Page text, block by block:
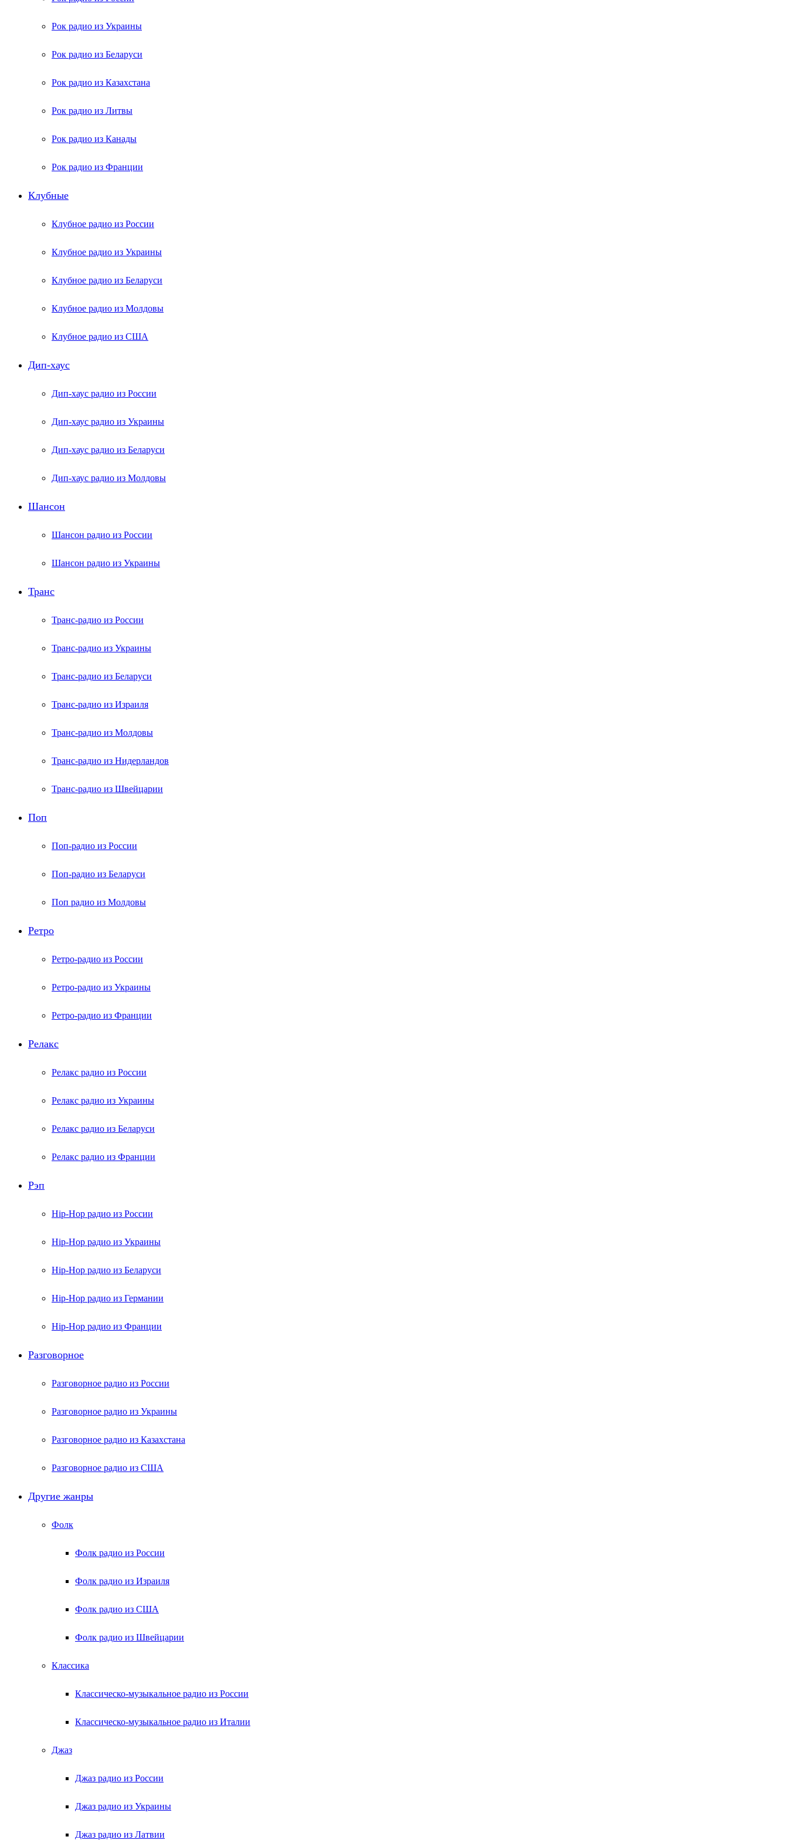
Рок радио из Украины
Рок радио из Беларуси
Рок радио из Казахстана
Рок радио из Литвы
Рок радио из Канады
Рок радио из Франции
Клубные
Клубное радио из России
Клубное радио из Украины
Клубное радио из Беларуси
Клубное радио из Молдовы
Клубное радио из США
Дип-хаус
Дип-хаус радио из России
Дип-хаус радио из Украины
Дип-хаус радио из Беларуси
Дип-хаус радио из Молдовы
Шансон
Шансон радио из России
Шансон радио из Украины
Транс
Транс-радио из России
Транс-радио из Украины
Транс-радио из Беларуси
Транс-радио из Израиля
Транс-радио из Молдовы
Транс-радио из Нидерландов
Транс-радио из Швейцарии
Поп
Поп-радио из России
Поп-радио из Беларуси
Поп радио из Молдовы
Ретро
Ретро-радио из России
Ретро-радио из Украины
Ретро-радио из Франции
Релакс
Релакс радио из России
Релакс радио из Украины
Релакс радио из Беларуси
Релакс радио из Франции
Рэп
Hip-Hop радио из России
Hip-Hop радио из Украины
Hip-Hop радио из Беларуси
Hip-Hop радио из Германии
Hip-Hop радио из Франции
Разговорное
Разговорное радио из России
Разговорное радио из Украины
Разговорное радио из Казахстана
Разговорное радио из США
Другие жанры
Фолк
Фолк радио из России
Фолк радио из Израиля
Фолк радио из США
Фолк радио из Швейцарии
Классика
Классическо-музыкальное радио из России
Классическо-музыкальное радио из Италии
Джаз
Джаз радио из России
Джаз радио из Украины
Джаз радио из Латвии